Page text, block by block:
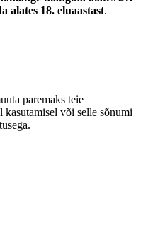
alates 18. eluaastast.
paremaks teie
kasutamisel või selle sõnumi